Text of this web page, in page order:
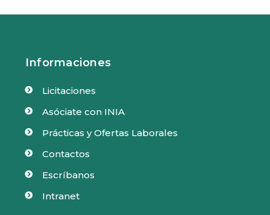
Informaciones
 Licitaciones
 Asóciate con INIA
 Prácticas y Ofertas Laborales
 Contactos
 Escríbanos
 Intranet